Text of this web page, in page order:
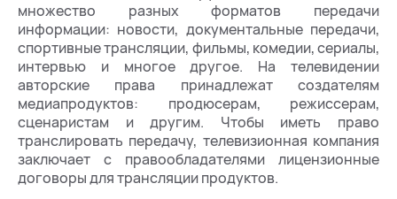
множество разных форматов передачи
информации: новости, документальные передачи,
спортивные трансляции, фильмы, комедии, сериалы,
интервью и многое другое. На телевидении
авторские права принадлежат создателям
медиапродуктов: продюсерам, режиссерам,
сценаристам и другим. Чтобы иметь право
транслировать передачу, телевизионная компания
заключает с правообладателями лицензионные
договоры для трансляции продуктов.